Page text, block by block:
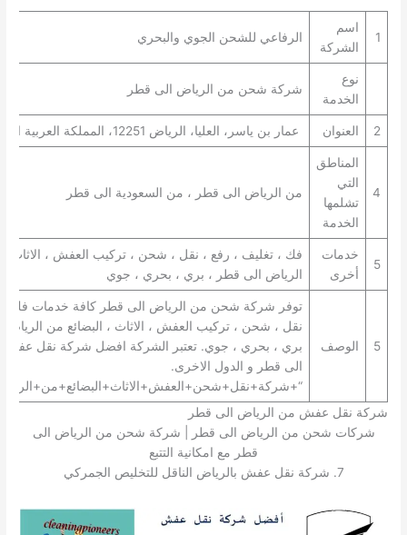
1
اسم
الشركة
الرفاعي للشحن الجوي والبحري
نوع
الخدمة
شركة شحن من الرياض الى قطر
2 العنوان عمار بن ياسر، العليا، الرياض 12251، المملكة العربية السعودية
4
المناطق
التي
تشلمها
الخدمة
من الرياض الى قطر ، من السعودية الى قطر
5
خدمات
أخرى
فك ، تغليف ، رفع ، نقل ، شحن ، تركيب العفش ، الاثاث ،
الرياض الى قطر ، بري ، بحري ، جوي
5 الوصف
توفر شركة شحن من الرياض الى قطر كافة خدمات فك ،
نقل ، شحن ، تركيب العفش ، الاثاث ، البضائع من
بري ، بحري ، جوي. تعتبر الشركة افضل شركة نقل عفش
الى قطر و الدول الاخرى.
شركة نقل عفش من الرياض الى قطر
شركات شحن من الرياض الى قطر | شركة شحن من الرياض الى
قطر مع امكانية التتبع
7. شركة نقل عفش بالرياض الناقل للتخليص الجمركي